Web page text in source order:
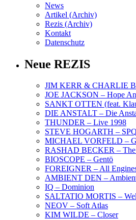
News
Artikel (Archiv)
Rezis (Archiv)
Kontakt
Datenschutz
Neue REZIS
JIM KERR & CHARLIE
JOE JACKSON – Hope
SANKT OTTEN (feat.
DIE ANSTALT – Die
THUNDER – Live 1998
STEVE HOGARTH –
MICHAEL VORFELD –
RASHAD BECKER – The
BIOSCOPE – Gentö
FOREIGNER – All
AMBIENT DEN –
IQ – Dominion
SALTATIO MORTIS –
NEOV – Soft Atlas
KIM WILDE – Closer